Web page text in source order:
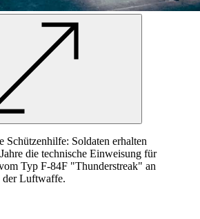
Schützenhilfe: Soldaten erhalten
die technische Einweisung für
Typ F‑84F "Thunderstreak" an
der Luftwaffe.